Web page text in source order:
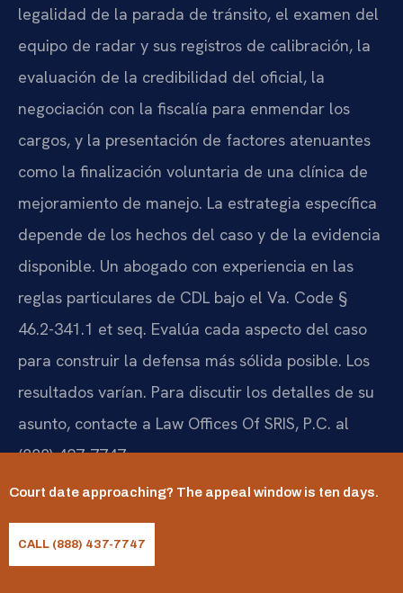
legalidad de la parada de tránsito, el examen del
equipo de radar y sus registros de calibración, la
evaluación de la credibilidad del oficial, la
negociación con la fiscalía para enmendar los
cargos, y la presentación de factores atenuantes
como la finalización voluntaria de una clínica de
mejoramiento de manejo. La estrategia específica
depende de los hechos del caso y de la evidencia
disponible. Un abogado con experiencia en las
reglas particulares de CDL bajo el Va. Code §
46.2-341.1 et seq. Evalúa cada aspecto del caso
para construir la defensa más sólida posible. Los
resultados varían. Para discutir los detalles de su
asunto, contacte a Law Offices Of SRIS, P.C. al
(888) 437-7747.
¿Una sola infracción de
tránsito puede costarme mi
licencia CDL de por vida?
Court date approaching? The appeal window is ten days.
CALL (888) 437-7747